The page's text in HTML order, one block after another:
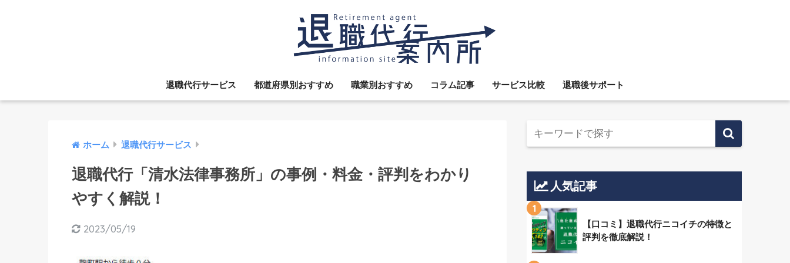
退職代行サービス 都道府県別おすすめ 職業別おすすめ コラム記事 サービス比較 退職後サポート
ホーム 退職代行サービス
退職代行「清水法律事務所」の事例・料金・評判をわかり
やすく解説！
2023/05/19
人気記事
1
【口コミ】退職代行ニコイチの特徴と
評判を徹底解説！